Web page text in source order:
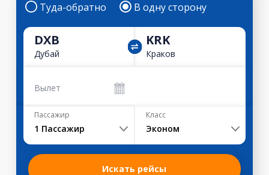
Туда-обратно В одну сторону
DXB
Дубай
KRK
Краков
Вылет
Пассажир
1 Пассажир
Класс
Эконом
Искать рейсы